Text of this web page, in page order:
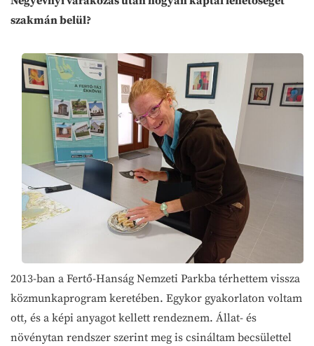
szakmán belül?
2013-ban a Fertő-Hanság Nemzeti Parkba térhettem vissza
közmunkaprogram keretében. Egykor gyakorlaton voltam
ott, és a képi anyagot kellett rendeznem. Állat- és
növénytan rendszer szerint meg is csináltam becsülettel